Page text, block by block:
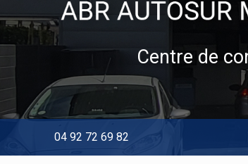
Centre de
04 92 72 69 82